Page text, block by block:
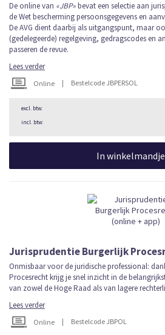
De online van «JBP»bevat een selectie aan
de Wet bescherming persoonsgegevens en
De AVG dient daarbij als uitgangspunt, maar
(gedelegeerde) regelgeving, gedragscodes en
passeren de revue.
Lees verder
Online | Bestelcode JBPERSOL
In winkelmandje
Jurisprudentie Burgerlijk
Onmisbaar voor de juridische professional:
Procesrecht krijg je snel inzicht in de
van zowel de Hoge Raad als van lagere
Lees verder
Online | Bestelcode JBPOL